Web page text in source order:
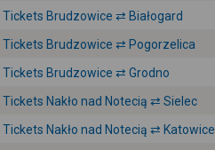
Tickets Brudzowice ⇄ Białogard
Tickets Brudzowice ⇄ Pogorzelica
Tickets Brudzowice ⇄ Grodno
Tickets Nakło nad Notecią ⇄ Sielec
Tickets Nakło nad Notecią ⇄ Katowice